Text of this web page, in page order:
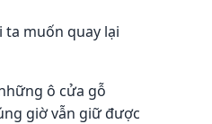
muốn quay lại
ô cửa gỗ
giờ vẫn giữ được